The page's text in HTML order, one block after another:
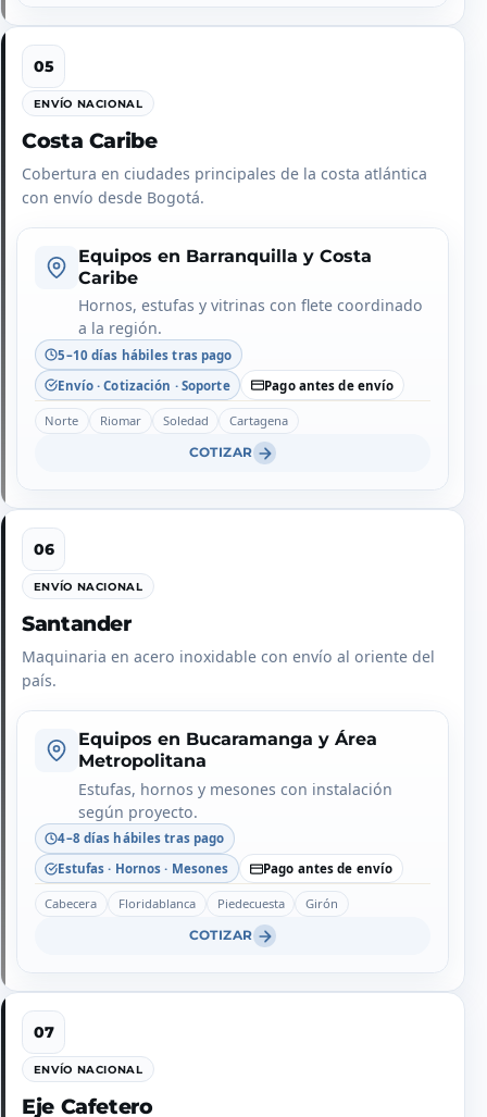
ENVÍO NACIONAL
Costa Caribe
Cobertura en ciudades principales de la costa atlántica
con envío desde Bogotá.
Equipos en Barranquilla y Costa
Caribe
Hornos, estufas y vitrinas con flete coordinado
a la región.
5–10 días hábiles tras pago
Envío · Cotización · Soporte
Pago antes de envío
Norte Riomar Soledad Cartagena
COTIZAR
ENVÍO NACIONAL
Santander
Maquinaria en acero inoxidable con envío al oriente del
país.
Equipos en Bucaramanga y Área
Metropolitana
Estufas, hornos y mesones con instalación
según proyecto.
4–8 días hábiles tras pago
Estufas · Hornos · Mesones
Pago antes de envío
Cabecera Floridablanca Piedecuesta Girón
COTIZAR
ENVÍO NACIONAL
Eje Cafetero